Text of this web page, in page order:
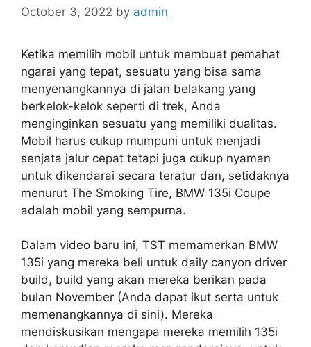
October 3, 2022 by admin
Ketika memilih mobil untuk membuat pemahat
ngarai yang tepat, sesuatu yang bisa sama
menyenangkannya di jalan belakang yang
berkelok-kelok seperti di trek, Anda
menginginkan sesuatu yang memiliki dualitas.
Mobil harus cukup mumpuni untuk menjadi
senjata jalur cepat tetapi juga cukup nyaman
untuk dikendarai secara teratur dan, setidaknya
menurut The Smoking Tire, BMW 135i Coupe
adalah mobil yang sempurna.
Dalam video baru ini, TST memamerkan BMW
135i yang mereka beli untuk daily canyon driver
build, build yang akan mereka berikan pada
bulan November (Anda dapat ikut serta untuk
memenangkannya di sini). Mereka
mendiskusikan mengapa mereka memilih 135i